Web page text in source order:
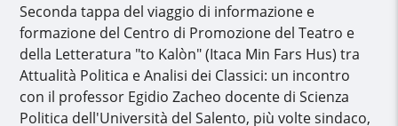
Seconda tappa del viaggio di informazione e
formazione del Centro di Promozione del Teatro e
della Letteratura "to Kalòn" (Itaca Min Fars Hus) tra
Attualità Politica e Analisi dei Classici: un incontro
con il professor Egidio Zacheo docente di Scienza
Politica dell'Università del Salento, più volte sindaco,